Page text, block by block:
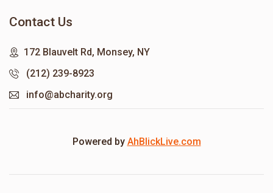
Contact Us
172 Blauvelt Rd, Monsey, NY
(212) 239-8923
info@abcharity.org
Powered by AhBlickLive.com